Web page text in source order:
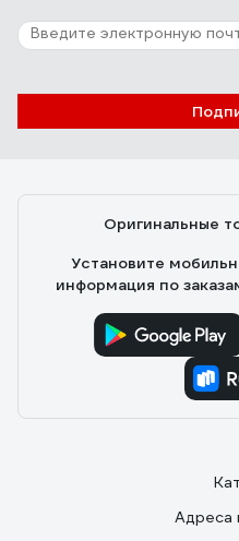
Оригинальные
Установите
информация по
Адреса